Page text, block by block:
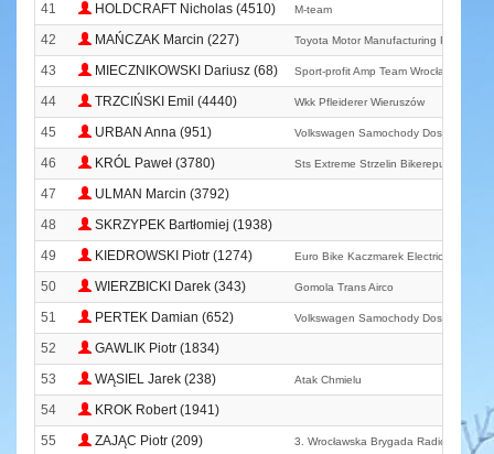
41 HOLDCRAFT Nicholas (4510) M-team
42 MAŃCZAK Marcin (227) Toyota Motor Manufacturing Poland
43 MIECZNIKOWSKI Dariusz (68) Sport-profit Amp Team Wrocław
44 TRZCIŃSKI Emil (4440) Wkk Pfleiderer Wieruszów
45 URBAN Anna (951) Volkswagen Samochody Dostawcze
46 KRÓL Paweł (3780) Sts Extreme Strzelin Bikerepublic. Pl
47
ULMAN Marcin (3792)
48
SKRZYPEK Bartłomiej (1938)
49
KIEDROWSKI Piotr (1274) Euro Bike Kaczmarek Electric Team
50 WIERZBICKI Darek (343) Gomola Trans Airco
51 PERTEK Damian (652) Volkswagen Samochody Dostawcze
52
GAWLIK Piotr (1834)
53
WĄSIEL Jarek (238) Atak Chmielu
54
KROK Robert (1941)
55
ZAJĄC Piotr (209) 3. Wrocławska Brygada